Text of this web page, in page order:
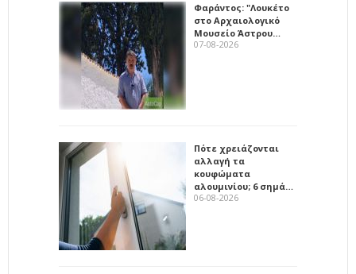
Φαράντος: "Λουκέτο
στο Αρχαιολογικό
Μουσείο Άστρου…
07-08-2026
Πότε χρειάζονται
αλλαγή τα
κουφώματα
αλουμινίου; 6 σημά…
06-08-2026